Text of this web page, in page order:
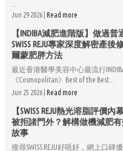
Jun 29 2026 | Read more
【INDIBA減肥進階版】做過普
SWISS REJU專家深度解密產
爾蒙肥胖方法
最近香港醫學美容中心最流行
《Cosmopolitan》Best of the Best...
Jun 25 2026 | Read more
【SWISS REJU熱光溶脂評價
被拒諸門外？解構做機減肥
故事
搜尋SWISS REJU好唔好，網上口碑優